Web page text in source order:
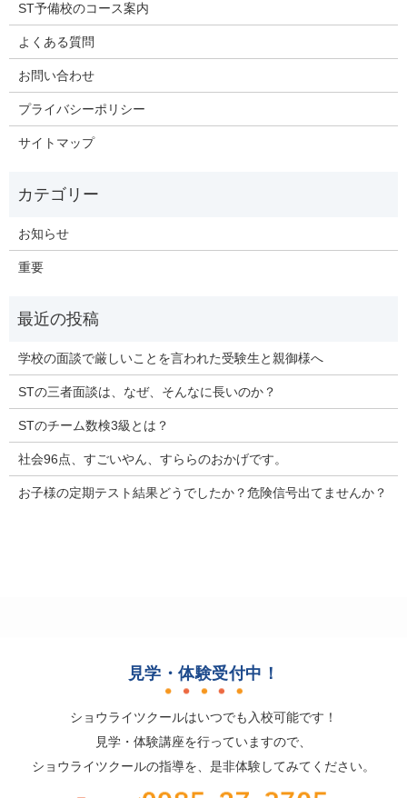
ST予備校のコース案内
よくある質問
お問い合わせ
プライバシーポリシー
サイトマップ
お知らせ
重要
学校の面談で厳しいことを言われた受験生と親御様へ
STの三者面談は、なぜ、そんなに長いのか？
STのチーム数検3級とは？
社会96点、すごいやん、すららのおかげです。
お子様の定期テスト結果どうでしたか？危険信号出てませんか？
見学・体験受付中！
ショウライツクールはいつでも入校可能です！
見学・体験講座を行っていますので、
ショウライツクールの指導を、是非体験してみてください。